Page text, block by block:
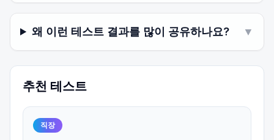
왜 이런 테스트 결과를 많이 공유하나요? ▼
추천 테스트
직장